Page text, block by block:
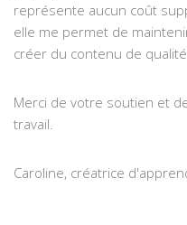
représente aucun coût
elle me permet de
créer du contenu de
Merci de votre soutien et
travail.
Caroline, créatrice